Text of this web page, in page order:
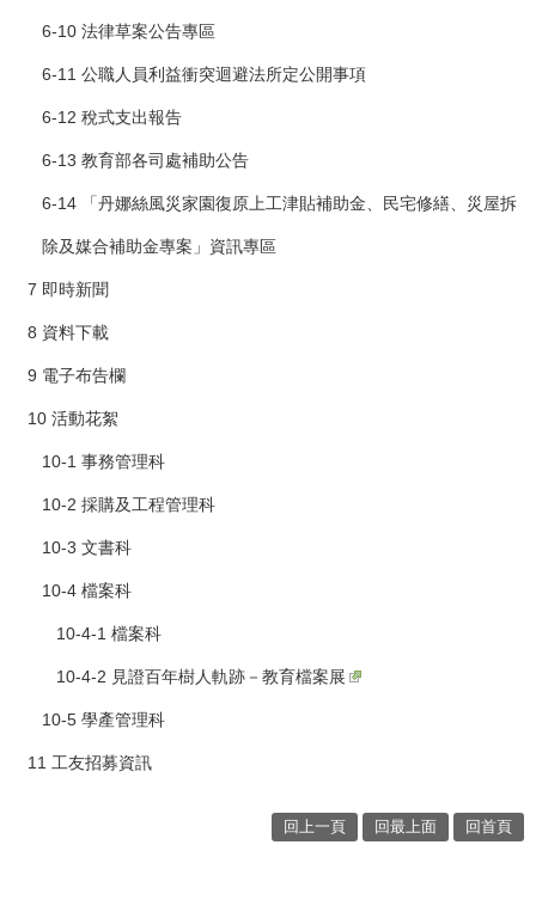
6-10 法律草案公告專區
6-11 公職人員利益衝突迴避法所定公開事項
6-12 稅式支出報告
6-13 教育部各司處補助公告
6-14 「丹娜絲風災家園復原上工津貼補助金、民宅修繕、災屋拆
除及媒合補助金專案」資訊專區
7 即時新聞
8 資料下載
9 電子布告欄
10 活動花絮
10-1 事務管理科
10-2 採購及工程管理科
10-3 文書科
10-4 檔案科
10-4-1 檔案科
10-4-2 見證百年樹人軌跡－教育檔案展
10-5 學產管理科
11 工友招募資訊
回上一頁 回最上面 回首頁